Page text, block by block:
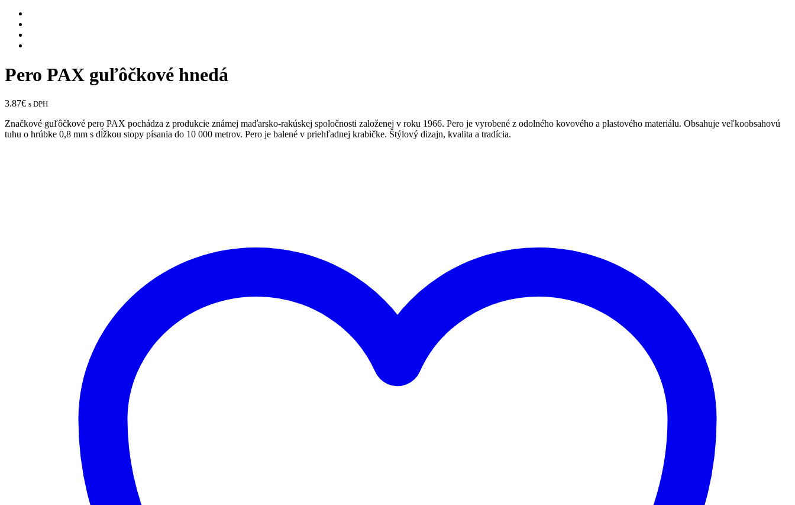
Pero PAX guľôčkové hnedá
3.87€ s DPH
Značkové guľôčkové pero PAX pochádza z produkcie známej maďarsko-rakúskej spoločnosti založenej v roku 1966. Pero je vyrobené z odolného kovového a plastového materiálu. Obsahuje veľkoobsahovú
tuhu o hrúbke 0,8 mm s dĺžkou stopy písania do 10 000 metrov. Pero je balené v priehľadnej krabičke. Štýlový dizajn, kvalita a tradícia.